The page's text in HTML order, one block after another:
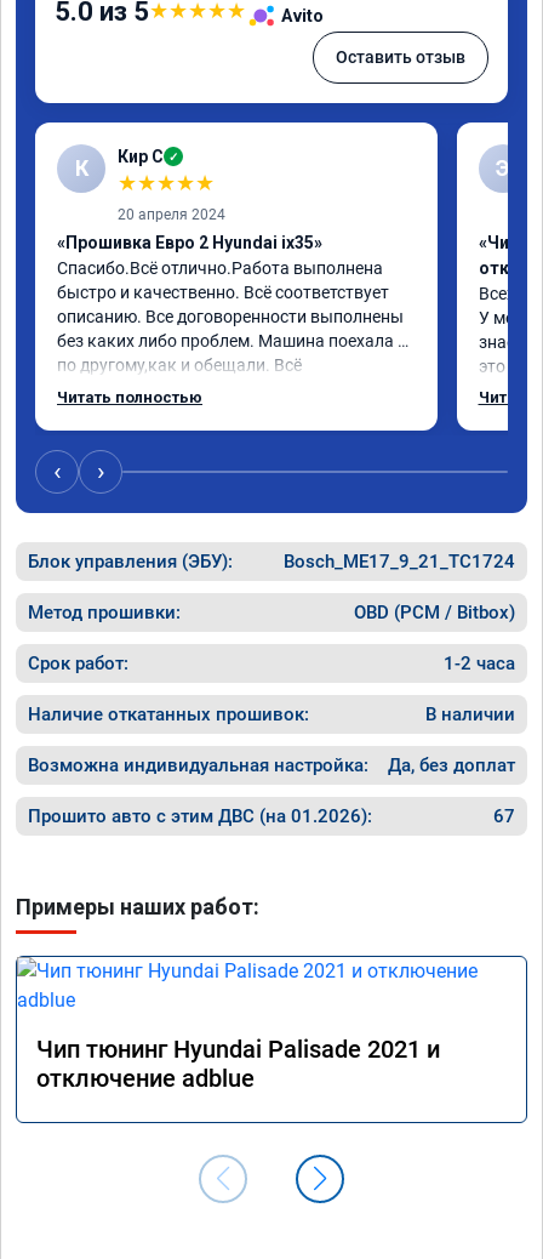
5.0 из 5★★★★★ Avito
Оставить отзыв
К Кир С ✓
★★★★★
20 апреля 2024
«Прошивка Евро 2 Hyundai ix35»
Спасибо.Всё отлично.Работа выполнена
быстро и качественно. Всё соответствует
описанию. Все договоренности выполнены
без каких либо проблем. Машина поехала
по другому,как и обещали. Всё
понравилось. Рекомендую данную
Читать полностью
Э
«Чип
Всех
У меня
знает
это
газов,
как
Машина
ничего
сразу.
В
пути!
Читать
‹ ›
Блок управления (ЭБУ): Bosch_ME17_9_21_TC1724
Метод прошивки: OBD (PCM / Bitbox)
Срок работ: 1-2 часа
Наличие откатанных прошивок: В наличии
Возможна индивидуальная настройка: Да, без доплат
Прошито авто с этим ДВС (на 01.2026): 67
Примеры наших работ:
Чип тюнинг Hyundai Palisade 2021 и
отключение adblue